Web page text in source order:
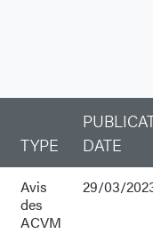
TYPE
DATE
Avis
des
ACVM
29/03/